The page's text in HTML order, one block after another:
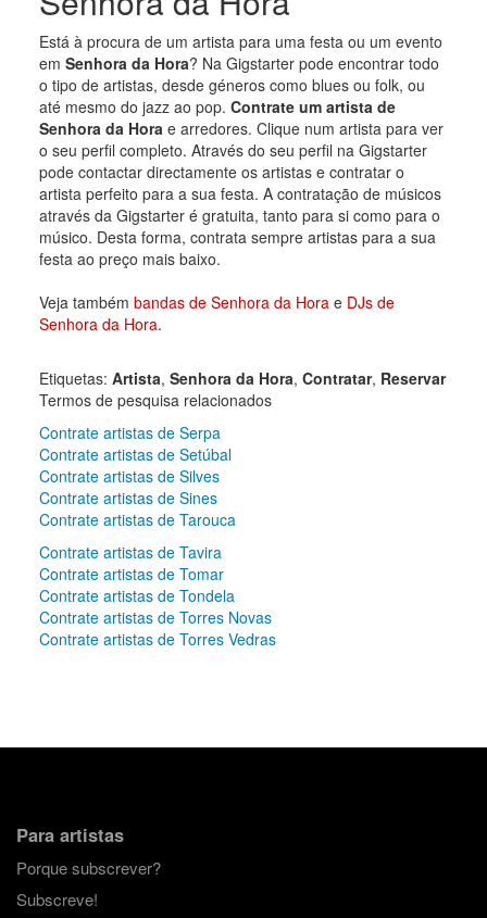
Está à procura de um artista para uma festa ou um evento
em Senhora da Hora? Na Gigstarter pode encontrar todo
o tipo de artistas, desde géneros como blues ou folk, ou
até mesmo do jazz ao pop. Contrate um artista de
Senhora da Hora e arredores. Clique num artista para ver
o seu perfil completo. Através do seu perfil na Gigstarter
pode contactar directamente os artistas e contratar o
artista perfeito para a sua festa. A contratação de músicos
através da Gigstarter é gratuita, tanto para si como para o
músico. Desta forma, contrata sempre artistas para a sua
festa ao preço mais baixo.
Veja também bandas de Senhora da Hora e DJs de
Senhora da Hora.
Etiquetas: Artista, Senhora da Hora, Contratar, Reservar
Termos de pesquisa relacionados
Contrate artistas de Serpa
Contrate artistas de Setúbal
Contrate artistas de Silves
Contrate artistas de Sines
Contrate artistas de Tarouca
Contrate artistas de Tavira
Contrate artistas de Tomar
Contrate artistas de Tondela
Contrate artistas de Torres Novas
Contrate artistas de Torres Vedras
Para artistas
Porque subscrever?
Subscreve!